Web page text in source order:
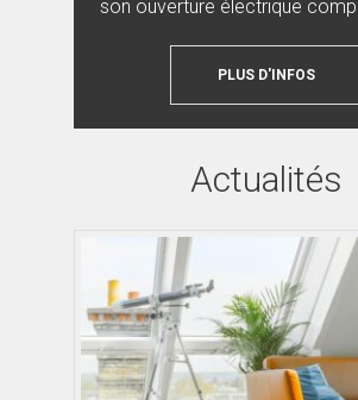
son ouverture électrique
PLUS D'INFOS
Actualités